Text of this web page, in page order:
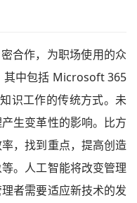
合作，为职场使用的众
其中包括 Microsoft 365
识工作的传统方式。未
生变革性的影响。比方
，找到重点，提高创造
。人工智能将改变管理
者需要适应新技术的发